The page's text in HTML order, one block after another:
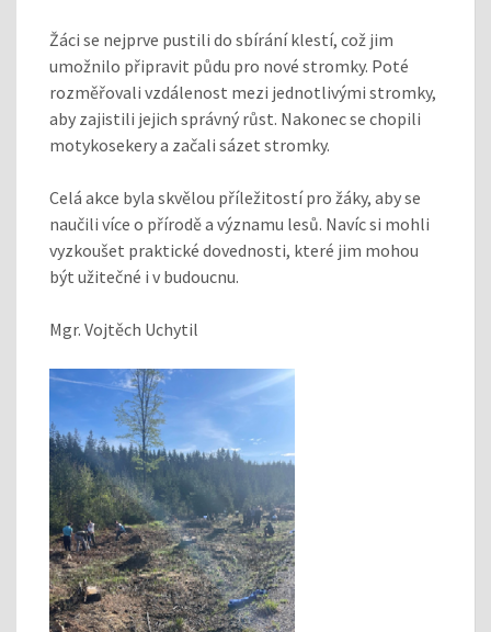
Žáci se nejprve pustili do sbírání klestí, což jim
umožnilo připravit půdu pro nové stromky. Poté
rozměřovali vzdálenost mezi jednotlivými stromky,
aby zajistili jejich správný růst. Nakonec se chopili
motykosekery a začali sázet stromky.
Celá akce byla skvělou příležitostí pro žáky, aby se
naučili více o přírodě a významu lesů. Navíc si mohli
vyzkoušet praktické dovednosti, které jim mohou
být užitečné i v budoucnu.
Mgr. Vojtěch Uchytil